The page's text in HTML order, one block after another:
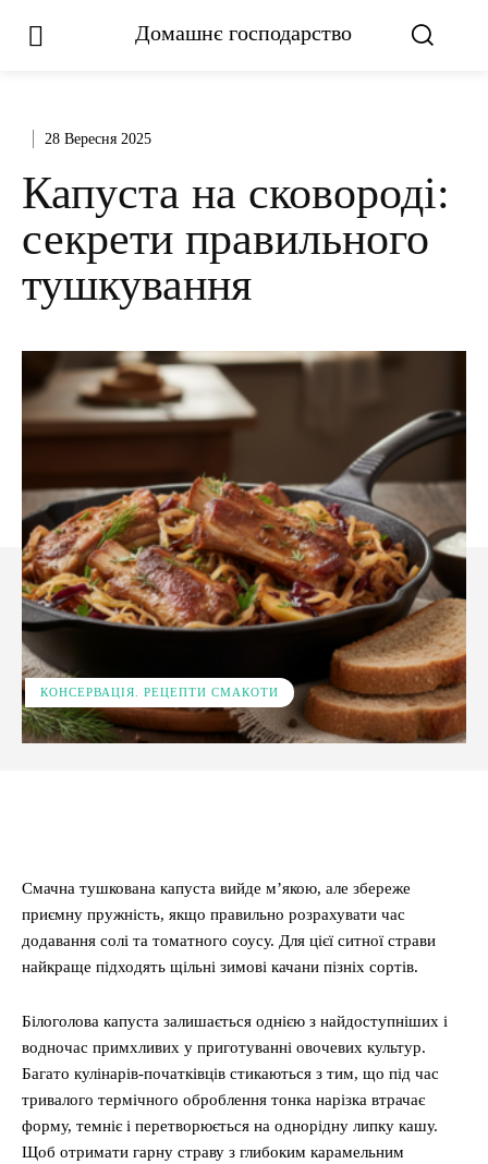
Домашнє господарство
28 Вересня 2025
Капуста на сковороді:
секрети правильного
тушкування
КОНСЕРВАЦІЯ. РЕЦЕПТИ СМАКОТИ
Смачна тушкована капуста вийде м’якою, але збереже
приємну пружність, якщо правильно розрахувати час
додавання солі та томатного соусу. Для цієї ситної страви
найкраще підходять щільні зимові качани пізніх сортів.
Білоголова капуста залишається однією з найдоступніших і
водночас примхливих у приготуванні овочевих культур.
Багато кулінарів-початківців стикаються з тим, що під час
тривалого термічного оброблення тонка нарізка втрачає
форму, темніє і перетворюється на однорідну липку кашу.
Щоб отримати гарну страву з глибоким карамельним